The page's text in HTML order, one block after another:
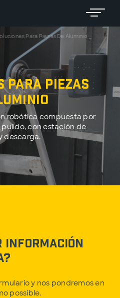
Para Piezas De Aluminio
para Piezas
robótica compuesta por
con estación de
descarga.
información
y nos pondremos en
possible.